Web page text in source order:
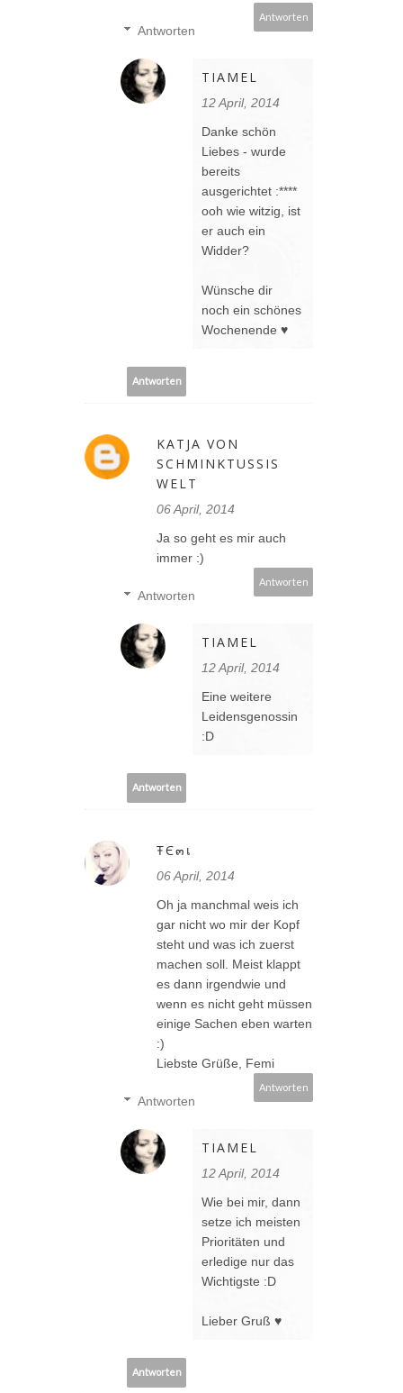
Antworten
Antworten
TIAMEL
12 April, 2014
Danke schön
Liebes - wurde
bereits
ausgerichtet :****
ooh wie witzig, ist
er auch ein
Widder?
Wünsche dir
noch ein schönes
Wochenende ♥
Antworten
KATJA VON
SCHMINKTUSSIS
WELT
06 April, 2014
Ja so geht es mir auch
immer :)
Antworten
Antworten
TIAMEL
12 April, 2014
Eine weitere
Leidensgenossin
:D
Antworten
ŦЄ๓เ
06 April, 2014
Oh ja manchmal weis ich
gar nicht wo mir der Kopf
steht und was ich zuerst
machen soll. Meist klappt
es dann irgendwie und
wenn es nicht geht müssen
einige Sachen eben warten
:)
Liebste Grüße, Femi
Antworten
Antworten
TIAMEL
12 April, 2014
Wie bei mir, dann
setze ich meisten
Prioritäten und
erledige nur das
Wichtigste :D
Lieber Gruß ♥
Antworten